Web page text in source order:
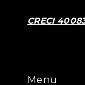
Menu
CRECI